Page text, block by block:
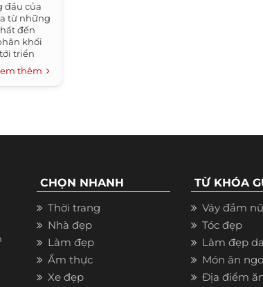
đầu của
từ những
đến
khối
triển
thêm
CHỌN NHANH
Thời trang
Nhà đẹp
Làm đẹp
Ẩm thực
Xe đẹp
TỪ KHÓA
Váy đầm nữ
Tóc đẹp
Làm đẹp da
Món ăn
Địa điểm